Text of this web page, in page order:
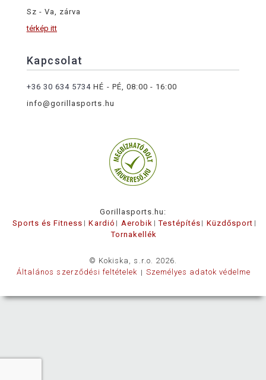
Sz - Va, zárva
térkép itt
Kapcsolat
+36 30 634 5734 HÉ - PÉ, 08:00 - 16:00
info@gorillasports.hu
Gorillasports.hu:
Sports és Fitness
Kardió Aerobik Testépítés
Küzdősport
Tornakellék
© Kokiska, s.r.o. 2026.
Általános szerződési feltételek
Személyes adatok védelme